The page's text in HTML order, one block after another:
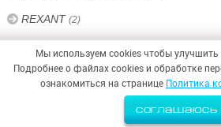
REXANT (2)
ООО «СИНТЕЗ
Политика
Мы используем cookies чтобы улучшить
Подробнее о файлах cookies и обработке
ознакомиться на странице Политика
соглашаюсь